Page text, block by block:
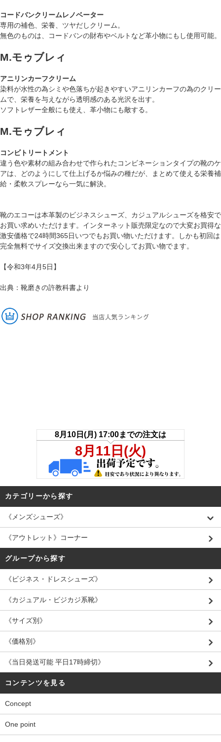
コードバンクリームレノベーター
専用の補色、栄養、ツヤだしクリーム。
無色のものは、コードバンの財布やベルトなど革小物にもし使用可能。
M.モゥブレィ
アニリンカーフクリーム
染料が水性の為シミや色落ちが起きやすいアニリンカーフの為のクリー
ムで、栄養を与えながら透明感のある光沢を出す。
ソフトレザー全般にも使え、革小物にも敵する。
M.モゥブレィ
コンビトリートメント
違う色や素材の組み合わせで作られたコンビネーションタイプの靴のケ
アは、どのようにして仕上げるか悩みの種だが、まとめて使える栄養補
給・柔軟スプレーなら一気に解決。
靴のエコーは本革製のビジネスシューズ、カジュアルシューズを格安で
お買い求めいただけます。インターネット販売限定なので大変お買得な
激安価格で24時間365日いつでもお買い物いただけます。しかも初回は
完全無料でサイズ交換出来ますので安心してお買い物でます。
【令和3年4月5日】
出典：靴磨きの許教科書より
カテゴリーから探す
《メンズシューズ》
《アウトレット》コーナー
グループから探す
《ビジネス・ドレスシューズ》
《カジュアル・ビジカジ系靴》
《サイズ別》
《価格別》
《当日発送可能 平日17時締切》
コンテンツを見る
Concept
One point